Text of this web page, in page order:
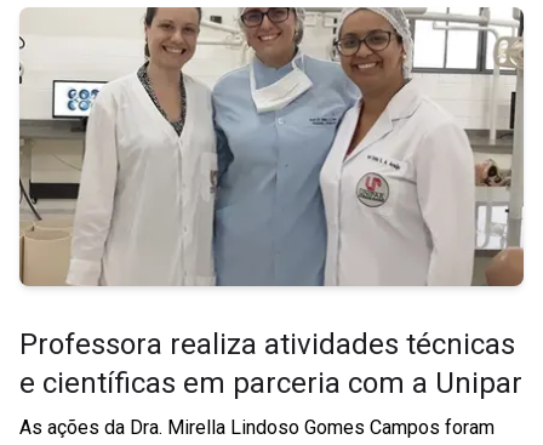
Professora realiza atividades técnicas
e científicas em parceria com a Unipar
As ações da Dra. Mirella Lindoso Gomes Campos foram